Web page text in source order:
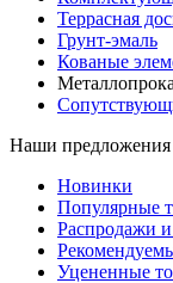
Террасная
Грунт-эмаль
Кованые
Наши предложения
Новинки
Популярные
Распродажи
Уцененные